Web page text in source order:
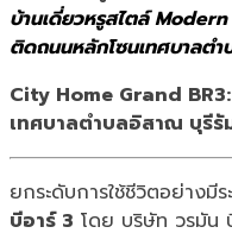
บ้านเดี่ยวหรูสไตล์
ติดถนนหลักโซนเทศบาลต
City Home Grand
เทศบาลตำบลอิสาณ บุรี
ยกระดับการใช้ชีวิตอย่างมี
บีอาร์ 3 โดย บริษัท วรมัน